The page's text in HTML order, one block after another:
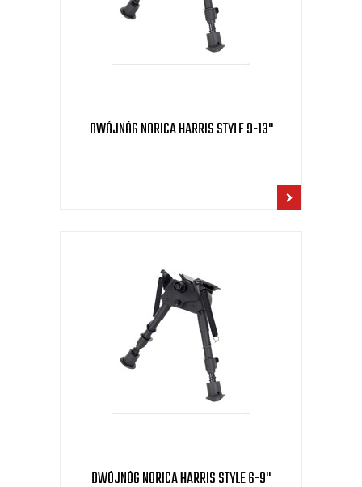
DWÓJNÓG NORICA HARRIS STYLE 9-13"
DWÓJNÓG NORICA HARRIS STYLE 6-9"